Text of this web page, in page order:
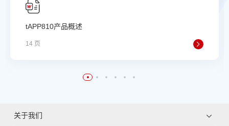
tAPP810产品概述
14 页
关于我们